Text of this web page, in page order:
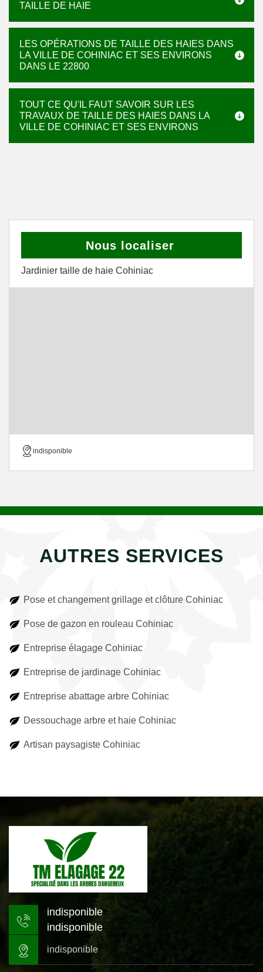
TAILLE DE HAIE
LES OPÉRATIONS DE TAILLE DES HAIES DANS
LA VILLE DE COHINIAC ET SES ENVIRONS
DANS LE 22800
TOUT CE QU'IL FAUT SAVOIR SUR LES
TRAVAUX DE TAILLE DES HAIES DANS LA
VILLE DE COHINIAC ET SES ENVIRONS
Nous localiser
Jardinier taille de haie Cohiniac
indisponible
AUTRES SERVICES
Pose et changement grillage et clôture Cohiniac
Pose de gazon en rouleau Cohiniac
Entreprise élagage Cohiniac
Entreprise de jardinage Cohiniac
Entreprise abattage arbre Cohiniac
Dessouchage arbre et haie Cohiniac
Artisan paysagiste Cohiniac
indisponible
indisponible
indisponible